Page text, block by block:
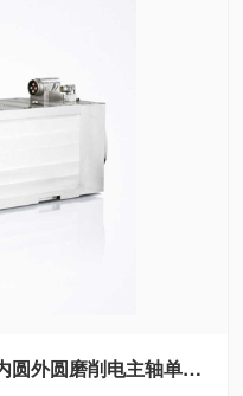
德国WEISS WEISS磨床主轴 内圆外圆磨削电主轴单元WEISS磨削主轴全系列（包含内圆磨削主轴、外圆磨削主轴、砂轮修整主轴）